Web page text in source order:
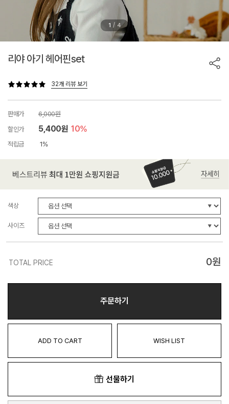
1 / 4
리야 아기 헤어핀set
32개 리뷰 보기
판매가
6,000원
할인가
5,400원 10%
적립금 1%
색상
사이즈
TOTAL PRICE 0원
주문하기
ADD TO CART WISH LIST
선물하기